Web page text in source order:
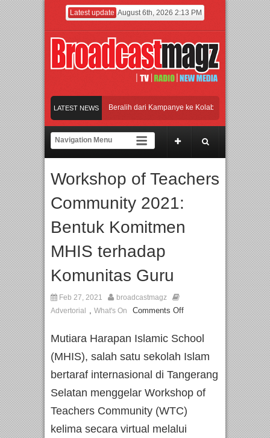
Latest update August 6th, 2026 2:13 PM
LATEST NEWS
2026 Dorong Industri Beralih dari Kampanye ke Kolaborasi Jangka Panjang
Perpaduan Warisan Dan Semangat Lokal, BIRKENSTOCK INDONESIA
Orchestra Presents The Beatles & Queen – feat. Marcello Tahitoe dan
2026 Dorong Industri Beralih dari Kampanye ke Kolaborasi Jangka Panjang
Workshop of Teachers
Community 2021:
Bentuk Komitmen
MHIS terhadap
Komunitas Guru
Feb 27, 2021
broadcastmagz
Advertorial
, What's On Comments Off
Mutiara Harapan Islamic School
(MHIS), salah satu sekolah Islam
bertaraf internasional di Tangerang
Selatan menggelar Workshop of
Teachers Community (WTC)
kelima secara virtual melalui